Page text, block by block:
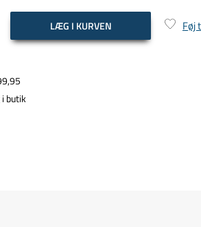
LÆG I KURVEN Føj
butik